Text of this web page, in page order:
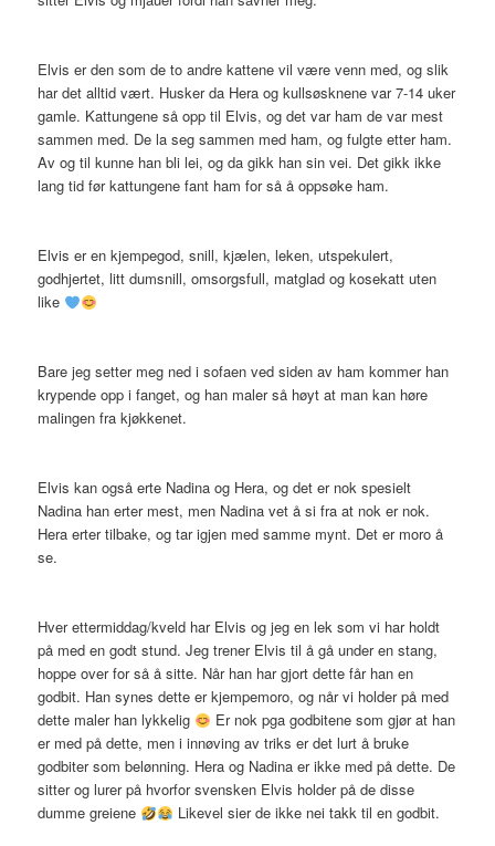
Elvis er den som de to andre kattene vil være venn med, og slik
har det alltid vært. Husker da Hera og kullsøsknene var 7-14 uker
gamle. Kattungene så opp til Elvis, og det var ham de var mest
sammen med. De la seg sammen med ham, og fulgte etter ham.
Av og til kunne han bli lei, og da gikk han sin vei. Det gikk ikke
lang tid før kattungene fant ham for så å oppsøke ham.
Elvis er en kjempegod, snill, kjælen, leken, utspekulert,
godhjertet, litt dumsnill, omsorgsfull, matglad og kosekatt uten
like
Bare jeg setter meg ned i sofaen ved siden av ham kommer han
krypende opp i fanget, og han maler så høyt at man kan høre
malingen fra kjøkkenet.
Elvis kan også erte Nadina og Hera, og det er nok spesielt
Nadina han erter mest, men Nadina vet å si fra at nok er nok.
Hera erter tilbake, og tar igjen med samme mynt. Det er moro å
se.
Hver ettermiddag/kveld har Elvis og jeg en lek som vi har holdt
på med en godt stund. Jeg trener Elvis til å gå under en stang,
hoppe over for så å sitte. Når han har gjort dette får han en
godbit. Han synes dette er kjempemoro, og når vi holder på med
dette maler han lykkelig
Er nok pga godbitene som gjør at han
er med på dette, men i innøving av triks er det lurt å bruke
godbiter som belønning. Hera og Nadina er ikke med på dette. De
sitter og lurer på hvorfor svensken Elvis holder på de disse
dumme greiene
Likevel sier de ikke nei takk til en godbit.